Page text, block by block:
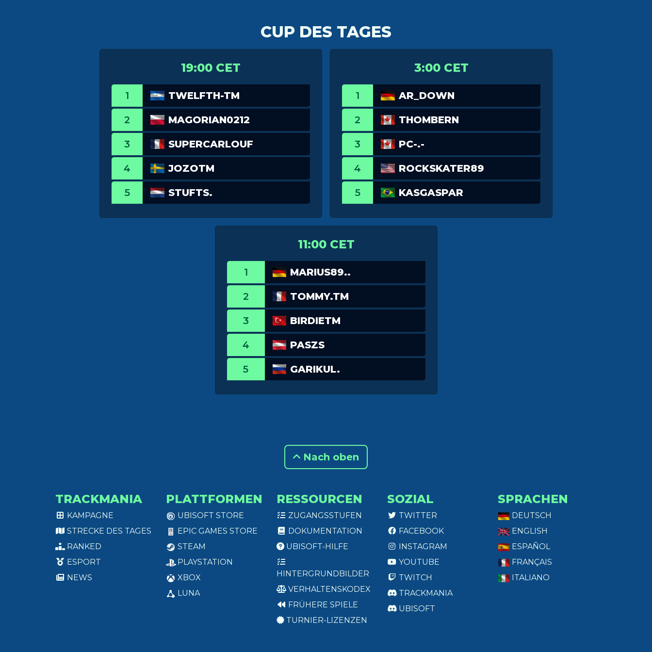
CUP DES TAGES
19:00 CET
1 TWELFTH-TM
2 MAGORIAN0212
3 SUPERCARLOUF
4 JOZOTM
5 STUFTS.
3:00 CET
1 AR_DOWN
2 THOMBERN
3 PC-.-
4 ROCKSKATER89
5 KASGASPAR
11:00 CET
1 MARIUS89..
2 TOMMY.TM
3 BIRDIETM
4 PASZS
5 GARIKUL.
Nach oben
TRACKMANIA
KAMPAGNE
STRECKE DES TAGES
RANKED
ESPORT
NEWS
PLATTFORMEN
UBISOFT STORE
EPIC GAMES STORE
STEAM
PLAYSTATION
XBOX
LUNA
RESSOURCEN
ZUGANGSSTUFEN
DOKUMENTATION
UBISOFT-HILFE
HINTERGRUNDBILDER
VERHALTENSKODEX
FRÜHERE SPIELE
TURNIER-LIZENZEN
SOZIAL
TWITTER
FACEBOOK
INSTAGRAM
YOUTUBE
TWITCH
TRACKMANIA
UBISOFT
SPRACHEN
DEUTSCH
ENGLISH
ESPAÑOL
FRANÇAIS
ITALIANO